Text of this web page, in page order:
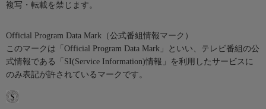
複写・転載を禁じます。
Official Program Data Mark（公式番組情報マーク）
このマークは「Official Program Data Mark」といい、テレビ番組の公
式情報である「SI(Service Information)情報」を利用したサービスに
のみ表記が許されているマークです。